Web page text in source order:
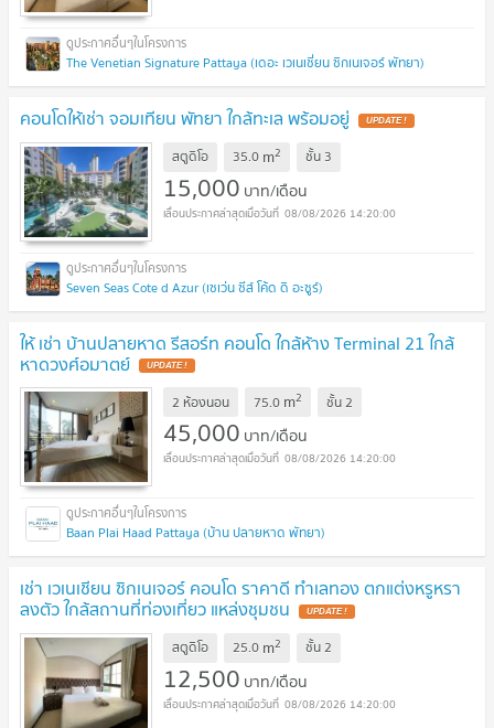
The Venetian Signature Pattaya (เดอะ เวเนเชี่ยน ซิกเนเจอร์ พัทยา)
คอนโดให้เช่า จอมเทียน พัทยา ใกล้ทะเล พร้อมอยู่
สตูดิโอ 35.0 m2 ชั้น 3
15,000 บาท/เดือน
08/08/2026 14:20:00
Seven Seas Cote d Azur (เซเว่น ซีส์ โค้ด ดิ อะซูร์)
ให้ เช่า บ้านปลายหาด รีสอร์ท คอนโด ใกล้ห้าง Terminal 21 ใกล้
หาดวงศ์อมาตย์
2 ห้องนอน 75.0 m2 ชั้น2
45,000 บาท/เดือน
08/08/2026 14:20:00
Baan Plai Haad Pattaya (บ้าน ปลายหาด พัทยา)
เช่า เวเนเชียน ซิกเนเจอร์ คอนโด ราคาดี ทำเลทอง ตกแต่งหรูหรา
ลงตัว ใกล้สถานที่ท่องเที่ยว แหล่งชุมชน
สตูดิโอ 25.0 m2 ชั้น2
12,500 บาท/เดือน
08/08/2026 14:20:00